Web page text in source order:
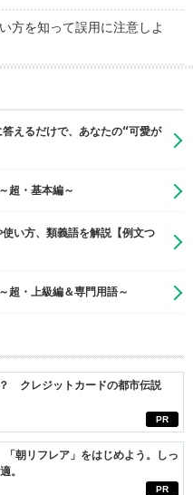
方を知って誤用に注意しよ
答えるだけで、あなたの“可愛が
超・基本編～
い方、類義語を解説【例文つ
超・上級編＆専門用語～
PR
クレジットカードの都市伝説
PR
朝リフレア」をはじめよう。しっ
。